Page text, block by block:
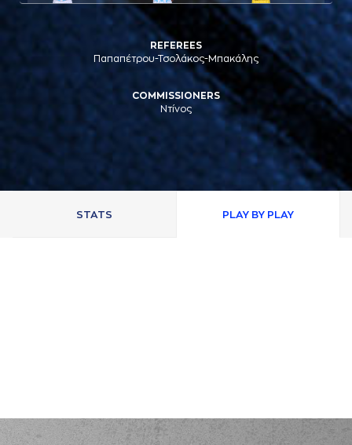
REFEREES
Παπαπέτρου-Τσολάκος-Μπακάλης
COMMISSIONERS
Ντίνος
STATS PLAY BY PLAY